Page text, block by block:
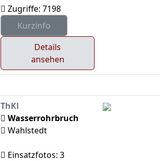
Zugriffe: 7198
Details
ansehen
ThKl
Wasserrohrbruch
Wahlstedt
Einsatzfotos: 3